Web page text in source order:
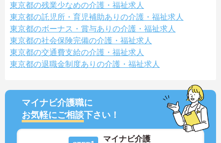
東京都の残業少なめの介護・福祉求人
東京都の託児所・育児補助ありの介護・福祉求人
東京都のボーナス・賞与ありの介護・福祉求人
東京都の社会保険完備の介護・福祉求人
東京都の交通費支給の介護・福祉求人
東京都の退職金制度ありの介護・福祉求人
マイナビ介護職に
お気軽にご相談下さい！
マイナビ介護